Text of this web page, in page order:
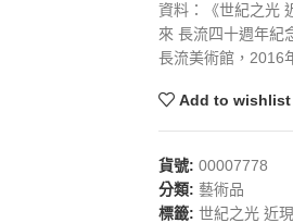
資料：《世紀之光
來 長流四十週年紀
長流美術館，2016
Add to wishlist
貨號: 00007778
分類: 藝術品
標籤: 世紀之光 近